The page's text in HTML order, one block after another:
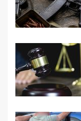
чолі з
Дасюком.
Із 2019 року
найбільше
укриття